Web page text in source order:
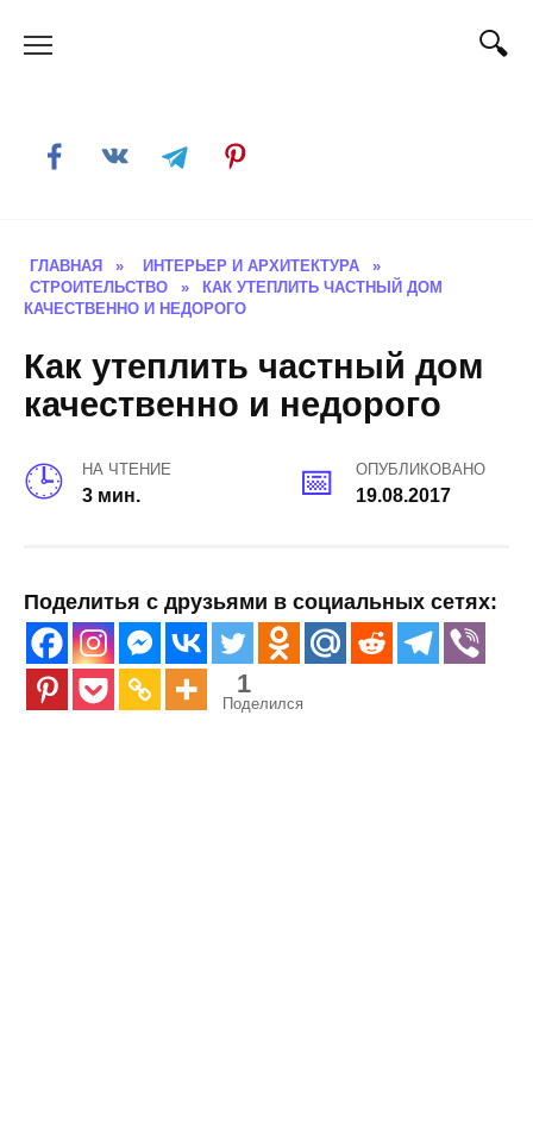
ГЛАВНАЯ » ИНТЕРЬЕР И АРХИТЕКТУРА
»
СТРОИТЕЛЬСТВО
»
КАК УТЕПЛИТЬ ЧАСТНЫЙ ДОМ
КАЧЕСТВЕННО И НЕДОРОГО
Как утеплить частный дом
качественно и недорого
НА ЧТЕНИЕ
3 мин.
ОПУБЛИКОВАНО
19.08.2017
Поделитья с друзьями в социальных сетях:
1
Поделился